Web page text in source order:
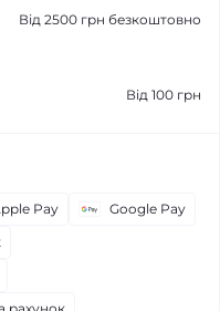
Від 2500 грн безкоштовно
Від 100 грн
Pay
Google Pay